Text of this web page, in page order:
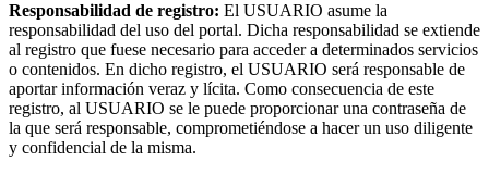
Responsabilidad de registro: El USUARIO asume la
responsabilidad del uso del portal. Dicha responsabilidad se extiende
al registro que fuese necesario para acceder a determinados servicios
o contenidos. En dicho registro, el USUARIO será responsable de
aportar información veraz y lícita. Como consecuencia de este
registro, al USUARIO se le puede proporcionar una contraseña de
la que será responsable, comprometiéndose a hacer un uso diligente
y confidencial de la misma.